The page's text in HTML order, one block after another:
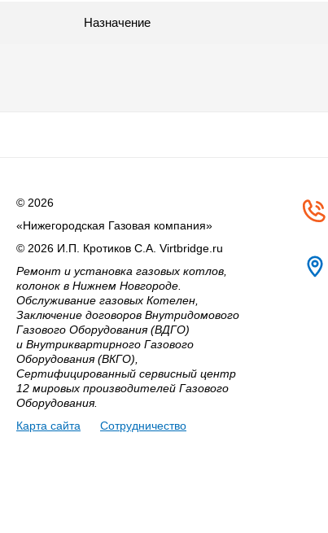
Назначение
© 2026
«Нижегородская Газовая компания»
© 2026 И.П. Кротиков С.А. Virtbridge.ru
Ремонт и установка газовых котлов,
колонок в Нижнем Новгороде.
Обслуживание газовых Котелен,
Заключение договоров Внутридомового
Газового Оборудования (ВДГО)
и Внутриквартирного Газового
Оборудования (ВКГО),
Сертифицированный сервисный центр
12 мировых производителей Газового
Оборудования.
Карта сайта
Сотрудничество